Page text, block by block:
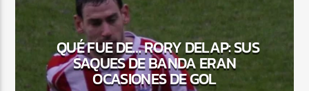
QUÉ FUE DE… RORY DELAP: SUS
SAQUES DE BANDA ERAN
OCASIONES DE GOL